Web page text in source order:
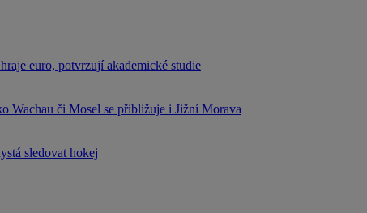
euro, potvrzují akademické studie
Wachau či Mosel se přibližuje i Jižní Morava
sledovat hokej